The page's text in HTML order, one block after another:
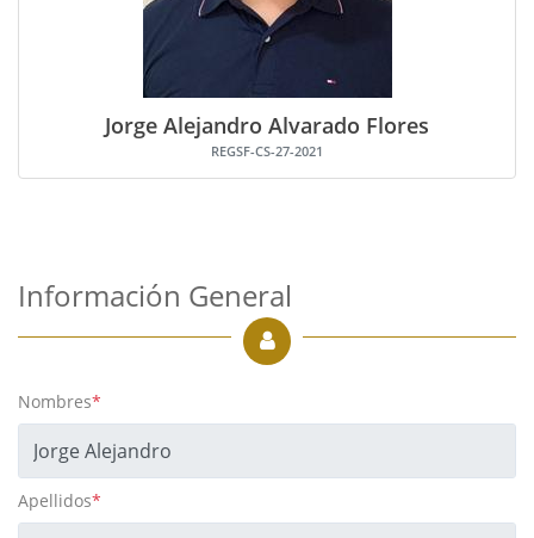
Jorge Alejandro Alvarado Flores
REGSF-CS-27-2021
Información General
Nombres*
Apellidos*